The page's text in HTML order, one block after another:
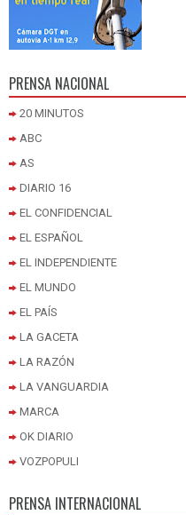
PRENSA NACIONAL
20 MINUTOS
ABC
AS
DIARIO 16
EL CONFIDENCIAL
EL ESPAÑOL
EL INDEPENDIENTE
EL MUNDO
EL PAÍS
LA GACETA
LA RAZÓN
LA VANGUARDIA
MARCA
OK DIARIO
VOZPOPULI
PRENSA INTERNACIONAL